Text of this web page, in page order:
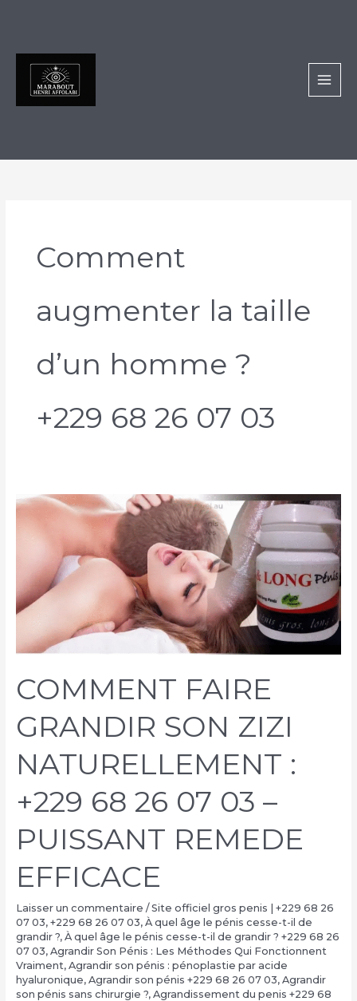
Comment
augmenter la taille
d’un homme ?
+229 68 26 07 03
COMMENT FAIRE
GRANDIR SON ZIZI
NATURELLEMENT :
+229 68 26 07 03 –
PUISSANT REMEDE
EFFICACE
Laisser un commentaire /Site officiel gros penis | +229 68 26
07 03, +229 68 26 07 03, À quel âge le pénis cesse-t-il de
grandir ?, À quel âge le pénis cesse-t-il de grandir ? +229 68 26
07 03, Agrandir Son Pénis : Les Méthodes Qui Fonctionnent
Vraiment, Agrandir son pénis : pénoplastie par acide
hyaluronique, Agrandir son pénis +229 68 26 07 03, Agrandir
son pénis sans chirurgie ?, Agrandissement du penis +229 68